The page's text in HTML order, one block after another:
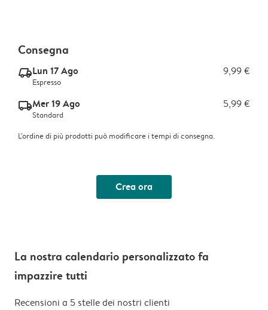
Consegna
delivery_express_v2Lun 17 Ago 9,99 €
Espresso
delivery_standard_v2Mer 19 Ago 5,99 €
Standard
L'ordine di più prodotti può modificare i tempi di consegna.
Crea ora
La nostra calendario personalizzato fa
impazzire tutti
Recensioni a 5 stelle dei nostri clienti